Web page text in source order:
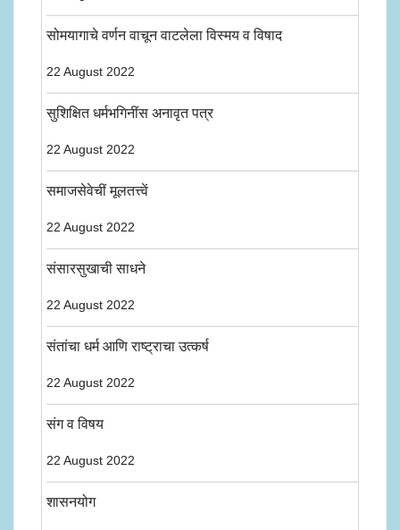
सोमयागाचे वर्णन वाचून वाटलेला विस्मय व विषाद
22 August 2022
सुशिक्षित धर्मभगिनींस अनावृत पत्र
22 August 2022
समाजसेवेचीं मूलतत्त्वें
22 August 2022
संसारसुखाची साधने
22 August 2022
संतांचा धर्म आणि राष्ट्राचा उत्कर्ष
22 August 2022
संग व विषय
22 August 2022
शासनयोग